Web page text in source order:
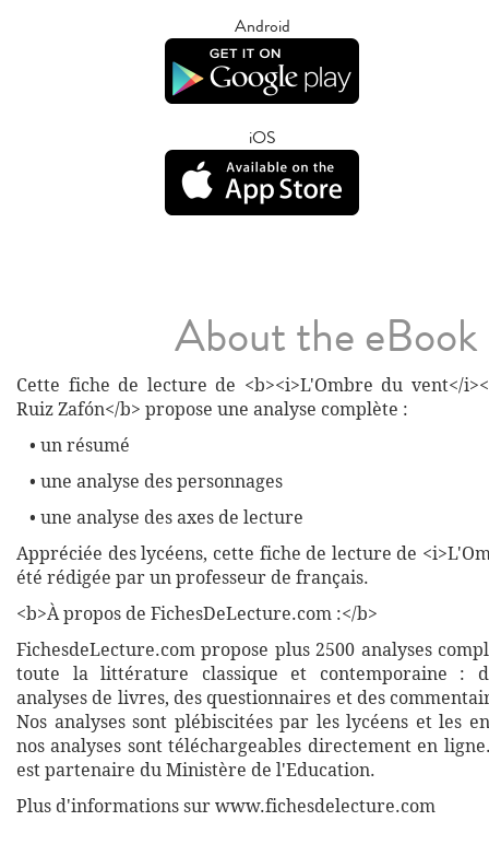
Android
iOS
About the eBook
Cette fiche de lecture de <b><i>L'Ombre du vent</
Ruiz Zafón</b> propose une analyse complète :
• un résumé
• une analyse des personnages
• une analyse des axes de lecture
Appréciée des lycéens, cette fiche de lecture de
été rédigée par un professeur de français.
<b>À propos de FichesDeLecture.com :</b>
FichesdeLecture.com propose plus 2500 analyses
toute la littérature classique et contemporaine :
analyses de livres, des questionnaires et des
Nos analyses sont plébiscitées par les lycéens et les
nos analyses sont téléchargeables directement en
est partenaire du Ministère de l'Education.
Plus d'informations sur www.fichesdelecture.com